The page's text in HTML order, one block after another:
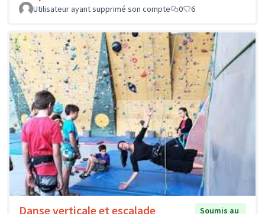
Utilisateur ayant supprimé son compte
0 6
Danse verticale et escalade
Soumis au